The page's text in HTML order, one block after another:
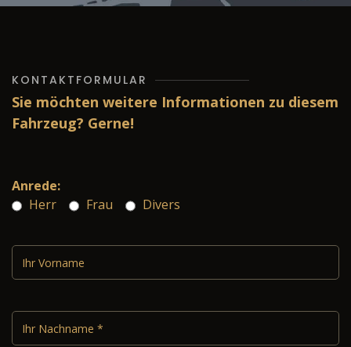
KONTAKTFORMULAR
Sie möchten weitere Informationen zu diesem
Fahrzeug? Gerne!
Anrede:
Herr
Frau Divers